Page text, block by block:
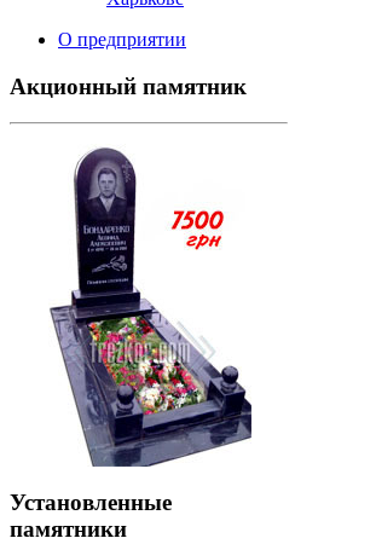
О предприятии
Акционный памятник
Установленные
памятники